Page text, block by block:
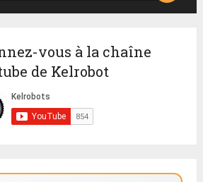
vous à la chaîne
de Kelrobot